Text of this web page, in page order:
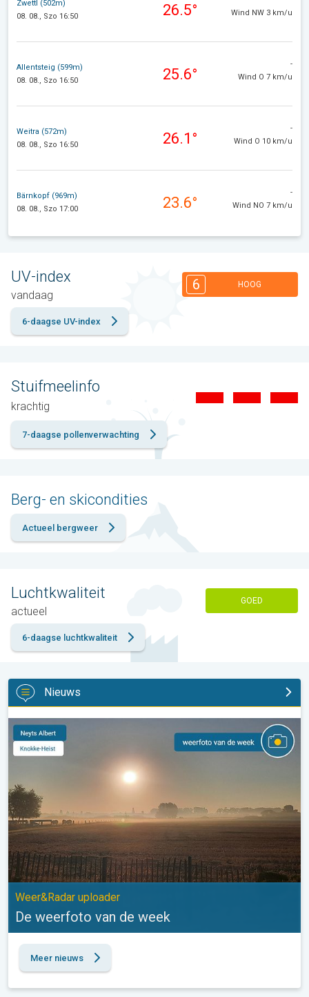
Zwettl (502m)
08. 08., Szo 16:50
26.5°
Wind NW 3 km/u
Allentsteig (599m)
08. 08., Szo 16:50
25.6°
-
Wind O 7 km/u
Weitra (572m)
08. 08., Szo 16:50
26.1°
-
Wind O 10 km/u
Bärnkopf (969m)
08. 08., Szo 17:00
23.6°
-
Wind NO 7 km/u
UV-index
vandaag
6 HOOG
6-daagse UV-index
Stuifmeelinfo
krachtig
7-daagse pollenverwachting
Berg- en skicondities
Actueel bergweer
Luchtkwaliteit
actueel
GOED
6-daagse luchtkwaliteit
Nieuws
De weerfoto van de week. Weer&Radar uploader. . .
Weer&Radar uploader
De weerfoto van de week
Meer nieuws